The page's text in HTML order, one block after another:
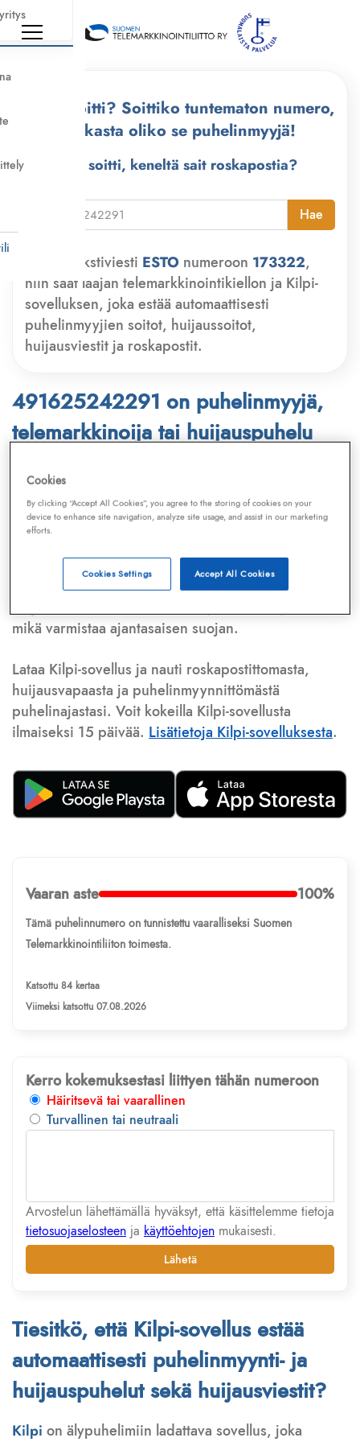
Kuka soitti? Soittiko tuntematon numero,
tarkasta oliko se puhelinmyyjä!
Kuka soitti, keneltä sait roskapostia?
Hae
Lähetä tekstiviesti ESTO numeroon 173322,
niin saat laajan telemarkkinointikiellon ja Kilpi-
sovelluksen, joka estää automaattisesti
puhelinmyyjien soitot, huijaussoitot,
huijausviestit ja roskapostit.
491625242291 on puhelinmyyjä,
telemarkkinoija tai huijauspuhelu
Puhelinnumero
Telemarkkinointiliiton jaKilpi-sovelluksen
tietokannasta, joka kattaa satoja tuhansia
Lisäksi tunnistamme automaattisesti, jos kyseessä on
puhelinhuijarin numero, sähköpostiosoitetai
huijausviesti. Tietokantaamme päivitetään jatkuvasti,
mikä varmistaa ajantasaisen suojan.
Lataa Kilpi-sovellus ja nauti roskapostittomasta,
huijausvapaasta ja puhelinmyynnittömästä
puhelinajastasi. Voit kokeilla Kilpi-sovellusta
ilmaiseksi 15 päivää. Lisätietoja Kilpi-sovelluksesta.
Vaaran aste 100%
Tämä puhelinnumero on tunnistettu vaaralliseksi Suomen
Telemarkkinointiliiton toimesta.
Katsottu 84 kertaa
Viimeksi katsottu 07.08.2026
Kerro kokemuksestasi liittyen tähän numeroon
Häiritsevä tai vaarallinen
Turvallinen tai neutraali
Arvostelun lähettämällä hyväksyt, että käsittelemme tietoja
tietosuojaselosteen ja käyttöehtojen mukaisesti.
Lähetä
Tiesitkö, että Kilpi-sovellus estää
automaattisesti puhelinmyynti- ja
huijauspuhelut sekä huijausviestit?
Kilpi on älypuhelimiin ladattava sovellus, joka
Cookies
By clicking “Accept All Cookies”, you agree to the storing of cookies on your
device to enhance site navigation, analyze site usage, and assist in our marketing
efforts.
Accept All Cookies
Cookies Settings